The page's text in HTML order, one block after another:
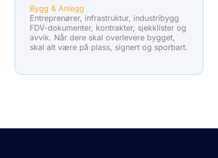
Bygg & Anlegg
Entreprenører, infrastruktur, industribygg
FDV-dokumenter, kontrakter, sjekklister og
avvik. Når dere skal overlevere bygget,
skal alt være på plass, signert og sporbart.